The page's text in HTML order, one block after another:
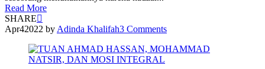
Read More
SHARE
Apr42022 by Adinda Khalifah3 Comments